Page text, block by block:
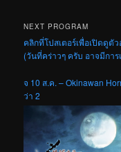
NEXT PROGRAM
คลิกที่โปสเตอร์เพื่อเปิดดูตัว
(วันที่คร่าวๆ ครับ อาจมีกา
จ 10 ส.ค. – Okinawan
ว่า 2